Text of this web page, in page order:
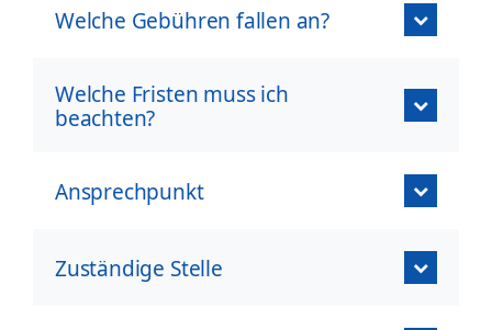
Welche Gebühren fallen an?
Welche Fristen muss ich
beachten?
Ansprechpunkt
Zuständige Stelle